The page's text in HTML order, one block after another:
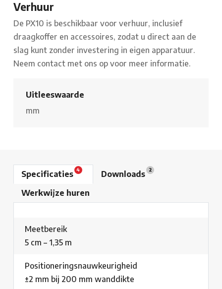
Verhuur
De PX10 is beschikbaar voor verhuur, inclusief
draagkoffer en accessoires, zodat u direct aan de
slag kunt zonder investering in eigen apparatuur.
Neem contact met ons op voor meer informatie.
Uitleeswaarde
mm
Specificaties4 Downloads 2
Werkwijze huren
Meetbereik
5 cm – 1,35 m
Positioneringsnauwkeurigheid
±2 mm bij 200 mm wanddikte